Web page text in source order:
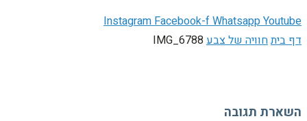
InstagramFacebook-fWhatsappYoutube
דף ביתחוויה של צבעIMG_6788
השארת תגובה